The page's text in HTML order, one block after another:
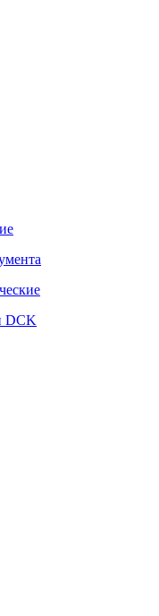
DCK